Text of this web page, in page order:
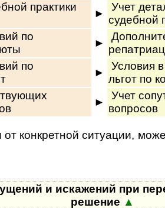
практики
►
Учет
судебной
по
►
по
►
Условия
льгот по
►
Учет
вопросов
конкретной ситуации,
и искажений при
решение ▲